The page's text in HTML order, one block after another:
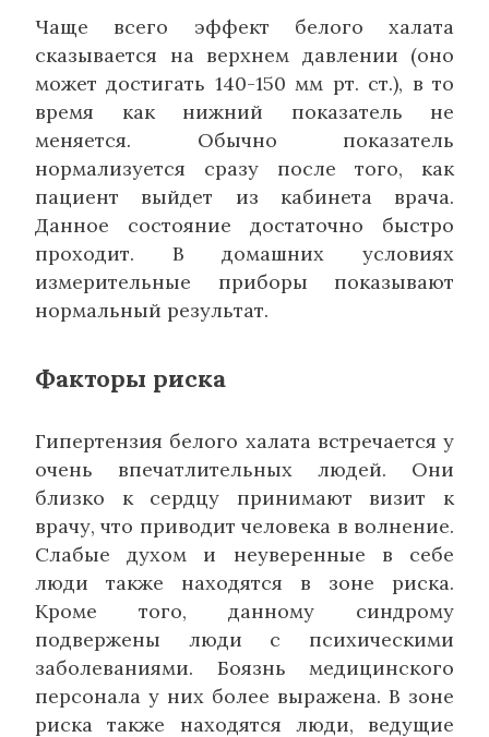
Чаще всего эффект белого халата
сказывается на верхнем давлении (оно
может достигать 140-150 мм рт. ст.), в то
время как нижний показатель не
меняется. Обычно показатель
нормализуется сразу после того, как
пациент выйдет из кабинета врача.
Данное состояние достаточно быстро
проходит. В домашних условиях
измерительные приборы показывают
нормальный результат.
Факторы риска
Гипертензия белого халата встречается у
очень впечатлительных людей. Они
близко к сердцу принимают визит к
врачу, что приводит человека в волнение.
Слабые духом и неуверенные в себе
люди также находятся в зоне риска.
Кроме того, данному синдрому
подвержены люди с психическими
заболеваниями. Боязнь медицинского
персонала у них более выражена. В зоне
риска также находятся люди, ведущие